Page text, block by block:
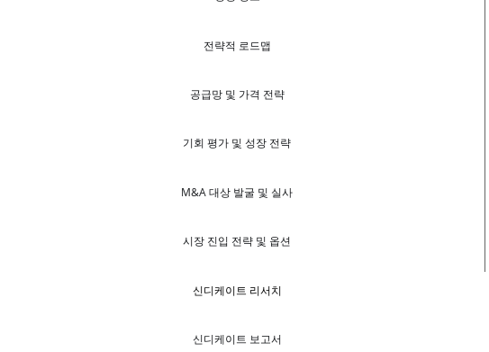
전략적 로드맵
공급망 및 가격 전략
기회 평가 및 성장 전략
M&A 대상 발굴 및 실사
시장 진입 전략 및 옵션
신디케이트 리서치
신디케이트 보고서